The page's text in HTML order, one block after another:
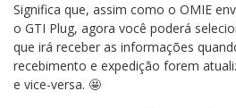
Significa que, assim como o OMIE
o GTI Plug, agora você poderá
que irá receber as informações
recebimento e expedição forem
e vice-versa. ​🤩